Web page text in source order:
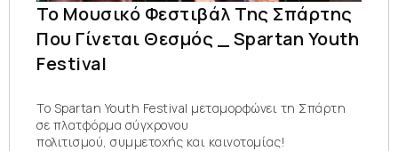
Το Μουσικό Φεστιβάλ Της Σπάρτης
Που Γίνεται Θεσμός _ Spartan Youth
Festival
Το Spartan Youth Festival μεταμορφώνει τη Σπάρτη
σε πλατφόρμα σύγχρονου
πολιτισμού, συμμετοχής και καινοτομίας!